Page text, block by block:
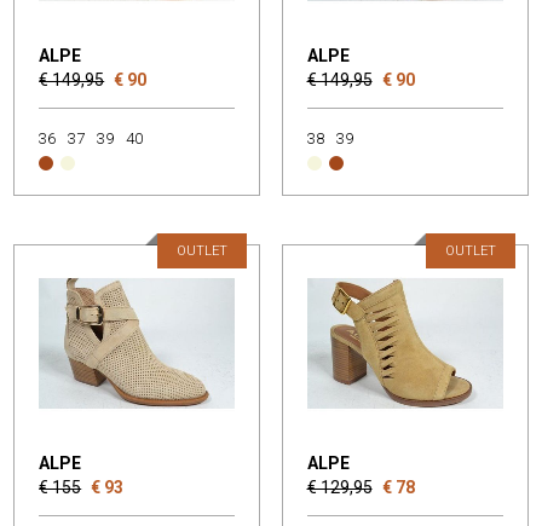
ALPE
€ 149,95 € 90
36 37 39 40
ALPE
€ 149,95 € 90
38 39
ALPE
€ 155 € 93
OUTLET
ALPE
€ 129,95 € 78
OUTLET